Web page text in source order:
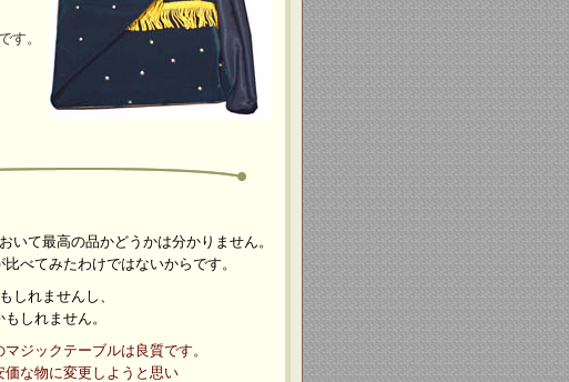
す。
て最高の品かどうかは分かりません。
べてみたわけではないからです。
しれませんし、
しれません。
ジックテーブルは良質です。
な物に変更しようと思い